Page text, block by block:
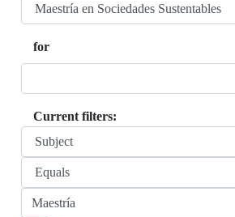
for
Current filters: